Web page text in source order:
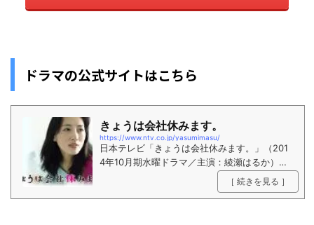
ドラマの公式サイトはこちら
きょうは会社休みます。
https://www.ntv.co.jp/yasumimasu/
日本テレビ「きょうは会社休みます。」（201
4年10月期水曜ドラマ／主演：綾瀬はるか）公
［ 続きを見る ］